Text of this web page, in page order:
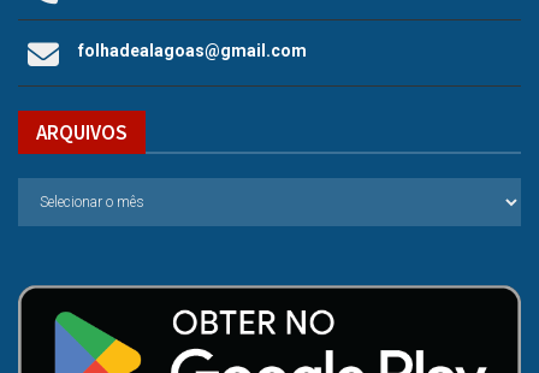
folhadealagoas@gmail.com
ARQUIVOS